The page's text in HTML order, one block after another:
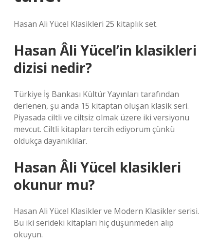
Hasan Ali Yücel Klasikleri 25 kitaplık set.
Hasan Âli Yücel’in klasikleri
dizisi nedir?
Türkiye İş Bankası Kültür Yayınları tarafından
derlenen, şu anda 15 kitaptan oluşan klasik seri.
Piyasada ciltli ve ciltsiz olmak üzere iki versiyonu
mevcut. Ciltli kitapları tercih ediyorum çünkü
oldukça dayanıklılar.
Hasan Âli Yücel klasikleri
okunur mu?
Hasan Ali Yücel Klasikler ve Modern Klasikler serisi.
Bu iki serideki kitapları hiç düşünmeden alıp
okuyun.